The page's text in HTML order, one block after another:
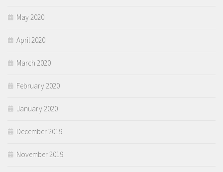
May 2020
April 2020
March 2020
February 2020
January 2020
December 2019
November 2019